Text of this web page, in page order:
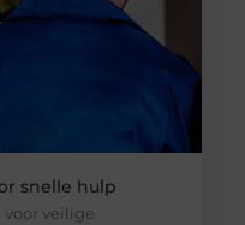
snelle hulp
voor veilige